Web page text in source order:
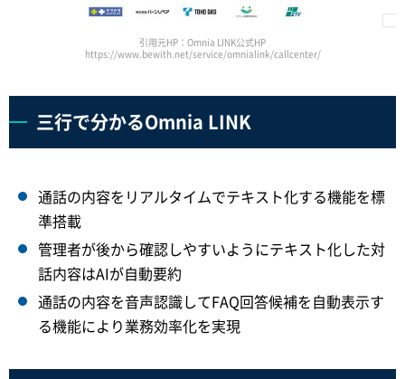
引用元HP：Omnia LINK公式HP
https://www.bewith.net/service/omnialink/callcenter/
三行で分かるOmnia LINK
通話の内容をリアルタイムでテキスト化する機能を標
準搭載
管理者が後から確認しやすいようにテキスト化した対
話内容はAIが自動要約
通話の内容を音声認識してFAQ回答候補を自動表示す
る機能により業務効率化を実現